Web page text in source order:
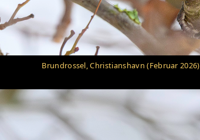
Brundrossel, Christianshavn (Februar 2026)